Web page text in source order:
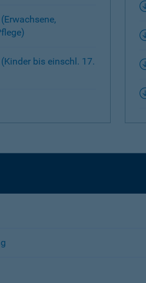
bis einschl. 17.